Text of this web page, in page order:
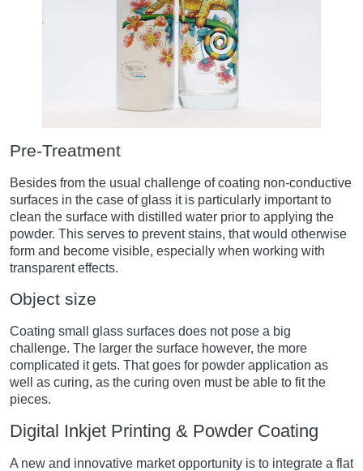
Pre-Treatment
Besides from the usual challenge of coating non-conductive
surfaces in the case of glass it is particularly important to
clean the surface with distilled water prior to applying the
powder. This serves to prevent stains, that would otherwise
form and become visible, especially when working with
transparent effects.
Object size
Coating small glass surfaces does not pose a big
challenge. The larger the surface however, the more
complicated it gets. That goes for powder application as
well as curing, as the curing oven must be able to fit the
pieces.
Digital Inkjet Printing & Powder Coating
A new and innovative market opportunity is to integrate a flat